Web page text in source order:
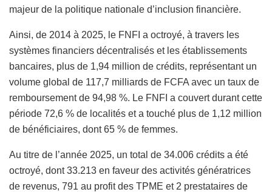
majeur de la politique nationale d’inclusion financière.
Ainsi, de 2014 à 2025, le FNFI a octroyé, à travers les
systèmes financiers décentralisés et les établissements
bancaires, plus de 1,94 million de crédits, représentant un
volume global de 117,7 milliards de FCFA avec un taux de
remboursement de 94,98 %. Le FNFI a couvert durant cette
période 72,6 % de localités et a touché plus de 1,12 million
de bénéficiaires, dont 65 % de femmes.
Au titre de l’année 2025, un total de 34.006 crédits a été
octroyé, dont 33.213 en faveur des activités génératrices
de revenus, 791 au profit des TPME et 2 prestataires de